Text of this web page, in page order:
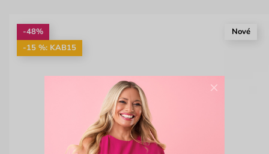
-48%
-15 %: KAB15
Nové
×